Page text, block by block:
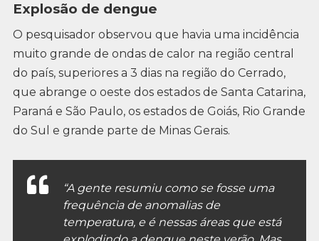
Explosão de dengue
O pesquisador observou que havia uma incidência
muito grande de ondas de calor na região central
do país, superiores a 3 dias na região do Cerrado,
que abrange o oeste dos estados de Santa Catarina,
Paraná e São Paulo, os estados de Goiás, Rio Grande
do Sul e grande parte de Minas Gerais.
“A gente resumiu como se fosse uma
frequência de anomalias de
temperatura, e é nessas áreas que está